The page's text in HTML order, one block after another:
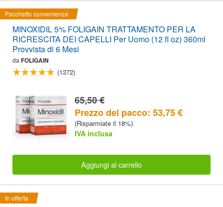
Pacchetto convenienza
MINOXIDIL 5% FOLIGAIN TRATTAMENTO PER LA
RICRESCITA DEI CAPELLI Per Uomo (12 fl oz) 360ml
Provvista di 6 Mesi
da FOLIGAIN
(1372)
65,50 €
Prezzo del pacco: 53,75 €
(Risparmiate il 18%)
IVA inclusa
Aggiungi al carrello
In offerta